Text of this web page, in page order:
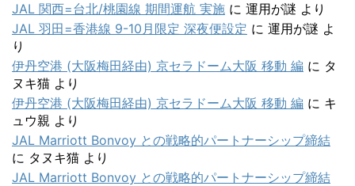
JAL 関西=台北/桃園線 期間運航 実施 に 運用が謎 より
JAL 羽田=香港線 9-10月限定 深夜便設定 に 運用が謎 よ
り
伊丹空港 (大阪梅田経由) 京セラドーム大阪 移動 編 に タ
ヌキ猫 より
伊丹空港 (大阪梅田経由) 京セラドーム大阪 移動 編 に キ
ュウ親 より
JAL Marriott Bonvoy との戦略的パートナーシップ締結
に タヌキ猫 より
JAL Marriott Bonvoy との戦略的パートナーシップ締結